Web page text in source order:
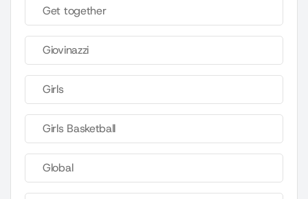
Get together
Giovinazzi
Girls
Girls Basketball
Global